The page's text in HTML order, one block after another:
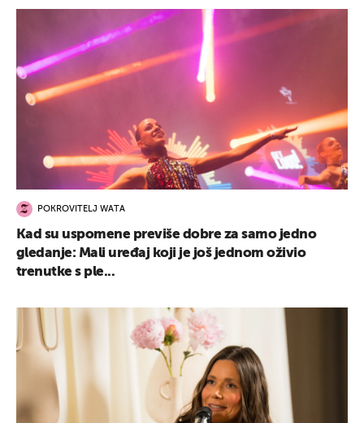
POKROVITELJ WATA
Kad su uspomene previše dobre za samo jedno
gledanje: Mali uređaj koji je još jednom oživio
trenutke s ple...